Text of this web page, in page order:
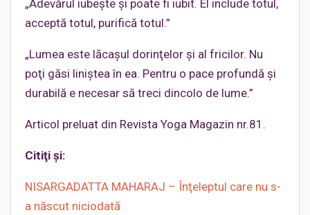
„Adevărul iubeşte şi poate fi iubit. El include totul,
acceptă totul, purifică totul.”
„Lumea este lăcaşul dorinţelor şi al fricilor. Nu
poţi găsi liniştea în ea. Pentru o pace profundă şi
durabilă e necesar să treci dincolo de lume.”
Articol preluat din Revista Yoga Magazin nr.81.
Citiţi şi:
NISARGADATTA MAHARAJ – Înţeleptul care nu s-
a născut niciodată